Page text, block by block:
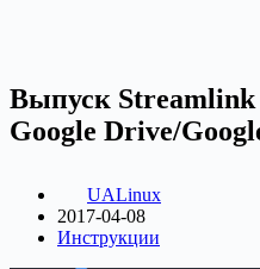
Выпуск Streamlink
Google Drive/
UALinux
2017-04-08
Инструкции